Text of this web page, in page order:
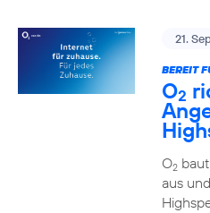
21.
BEREIT
O2
O2baut
aus